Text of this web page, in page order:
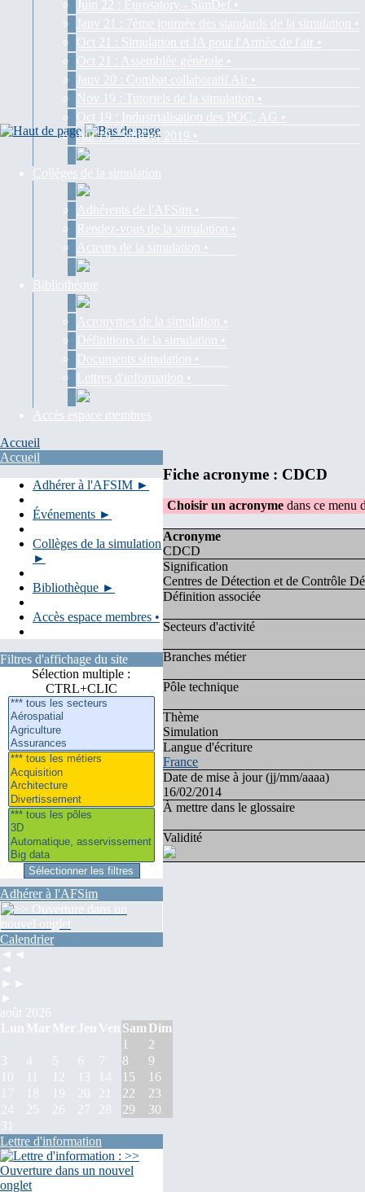
Juin 22 : Eurosatory - SimDef •
Janv 21 : 7ème journée des standards de la simulation •
Oct 21 : Simulation et IA pour l'Armée de l'air •
Oct 21 : Assemblée générale •
Janv 20 : Combat collaboratif Air •
Nov 19 : Tutoriels de la simulation •
Oct 19 : Industrialisation des POC, AG •
Juil 19 : SimDef 2019 •
Collèges de la simulation
Adhérents de l'AFSim •
Rendez-vous de la simulation •
Acteurs de la simulation •
Bibliothèque
Acronymes de la simulation •
Définitions de la simulation •
Documents simulation •
Lettres d'information •
Accès espace membres
Accueil
Accueil
Adhérer à l'AFSIM ►
Événements ►
Collèges de la simulation
►
Bibliothèque ►
Accès espace membres •
Filtres d'affichage du site
Sélection multiple :
CTRL+CLIC
Adhérer à l'AFSim
Calendrier
◄◄
◄
►►
►
août 2026
Lun Mar Mer Jeu Ven Sam Dim
1
2
3
4 5 6 7 8
9
10
11 12 13 14 15
16
17
18 19 20 21 22
23
24
25 26 27 28 29
30
31
Lettre d'information
Fiche acronyme : CDCD
Choisir un acronyme dans ce menu
Acronyme
CDCD
Signification
Centres de Détection et de Contrôle
Définition associée
Secteurs d'activité
Branches métier
Pôle technique
Thème
Simulation
Langue d'écriture
France
Date de mise à jour (jj/mm/aaaa)
16/02/2014
À mettre dans le glossaire
Validité